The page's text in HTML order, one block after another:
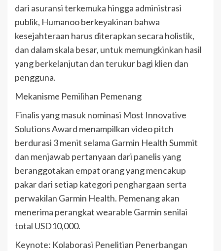
dari asuransi terkemuka hingga administrasi
publik, Humanoo berkeyakinan bahwa
kesejahteraan harus diterapkan secara holistik,
dan dalam skala besar, untuk memungkinkan hasil
yang berkelanjutan dan terukur bagi klien dan
pengguna.
Mekanisme Pemilihan Pemenang
Finalis yang masuk nominasi Most Innovative
Solutions Award menampilkan video pitch
berdurasi 3 menit selama Garmin Health Summit
dan menjawab pertanyaan dari panelis yang
beranggotakan empat orang yang mencakup
pakar dari setiap kategori penghargaan serta
perwakilan Garmin Health. Pemenang akan
menerima perangkat wearable Garmin senilai
total USD10,000.
Keynote: Kolaborasi Penelitian Penerbangan